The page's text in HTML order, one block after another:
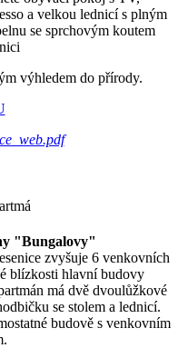
a velkou lednicí s plným
se sprchovým koutem
výhledem do přírody.
"Bungalovy"
zvyšuje 6 venkovních
blízkosti hlavní budovy
má dvě dvoulůžkové
se stolem a lednicí.
budově s venkovním